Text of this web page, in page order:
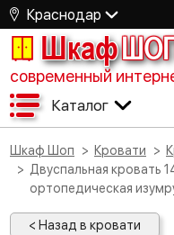
Краснодар
Шкаф
современный
Каталог
Шкаф Шоп Кровати
Двуспальная кровать 140х200 Франческа КР-11
ортопедическая
< Назад в кровати